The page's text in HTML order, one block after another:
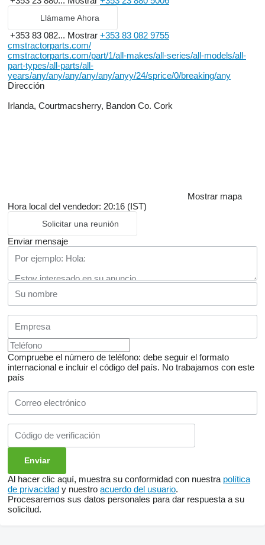
Llámame Ahora
+353 83 082... Mostrar +353 83 082 9755
cmstractorparts.com/
cmstractorparts.com/part/1/all-makes/all-series/all-models/all-
part-types/all-parts/all-
years/any/any/any/any/any/anyy/24/sprice/0/breaking/any
Dirección
Irlanda, Courtmacsherry, Bandon Co. Cork
Mostrar mapa
Hora local del vendedor: 20:16 (IST)
Solicitar una reunión
Enviar mensaje
Compruebe el número de teléfono: debe seguir el formato
internacional e incluir el código del país. No trabajamos con este
país
Al hacer clic aquí, muestra su conformidad con nuestra política
de privacidad y nuestro acuerdo del usuario.
Procesaremos sus datos personales para dar respuesta a su
solicitud.